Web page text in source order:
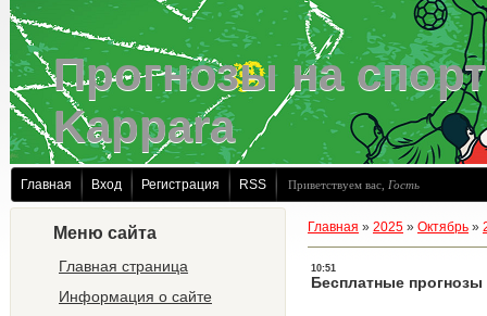
Прогнозы на
Kappara
Главная Вход Регистрация RSS Приветствуем вас Гость
Меню сайта
Главная страница
Информация о сайте
Главная » 2025 » Октябрь »
10:51
Бесплатные